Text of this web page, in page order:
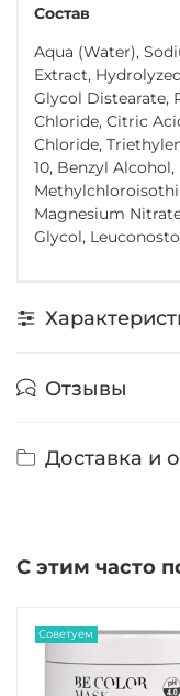
Состав
Aqua (Water),
Extract,
Glycol Distearate,
Chloride, Citric
Chloride,
10, Benzyl
Magnesium
Glycol,
Отзывы
Доставка и
С этим часто
Советуем